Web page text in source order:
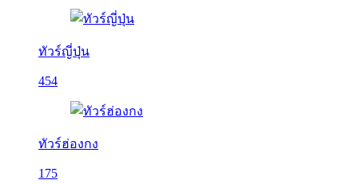
ทัวร์ญี่ปุ่น
454
ทัวร์ฮ่องกง
175